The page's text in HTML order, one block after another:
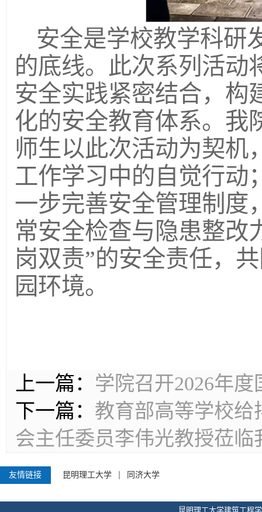
安全是学校教学科研
的底线。此次系列活动
安全实践紧密结合，构
化的安全教育体系。我
师生以此次活动为契机
工作学习中的自觉行动
一步完善安全管理制度
常安全检查与隐患整改
岗双责”的安全责任，
园环境。
上一篇： 学院召开2026年
下一篇： 教育部高等学校给
会主任委员李伟光教授莅临
友情链接 昆明理工大学 同济大学
昆明理工大学建筑工程